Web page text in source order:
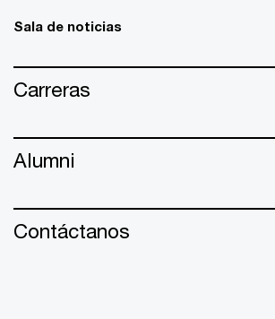
Sala de noticias
Carreras
Alumni
Contáctanos